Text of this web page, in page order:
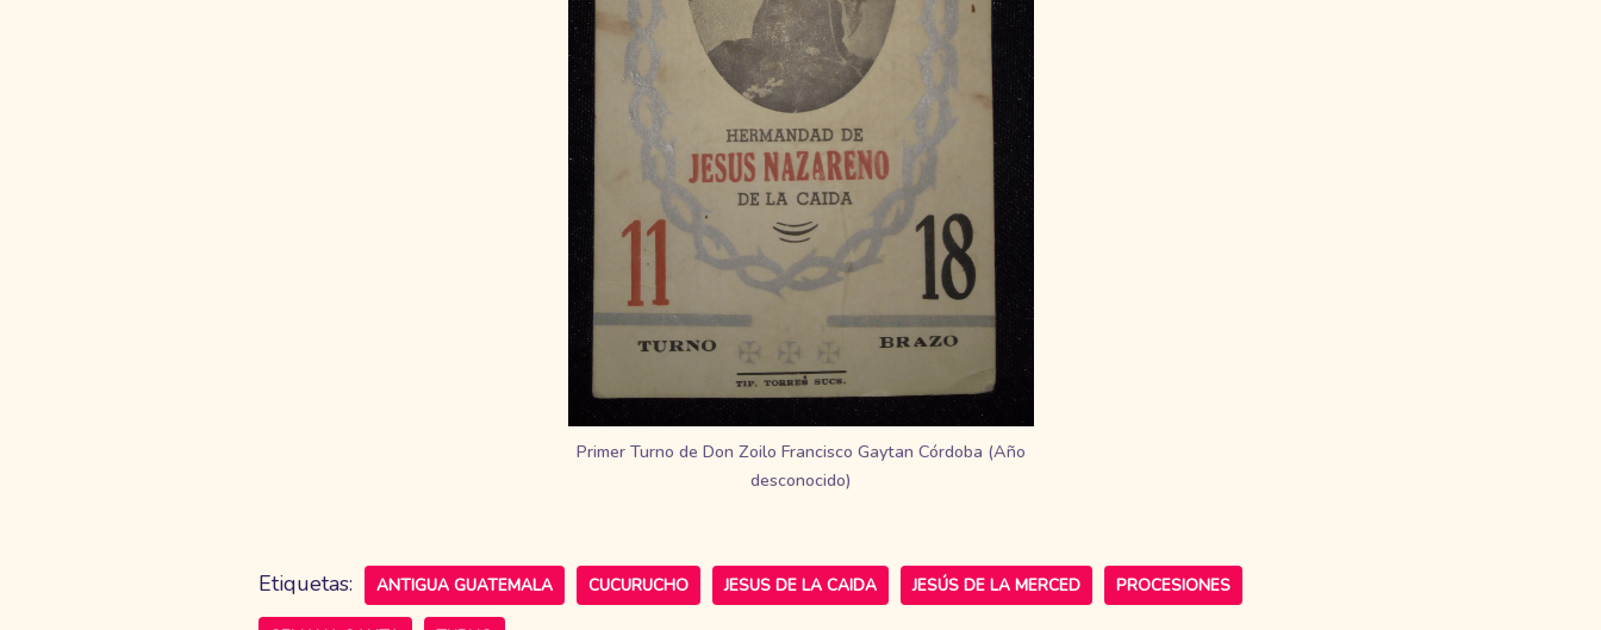
Primer Turno de Don Zoilo Francisco Gaytan Córdoba (Año
desconocido)
Etiquetas: ANTIGUA GUATEMALA CUCURUCHO JESUS DE LA CAIDA JESÚS DE LA MERCED PROCESIONES